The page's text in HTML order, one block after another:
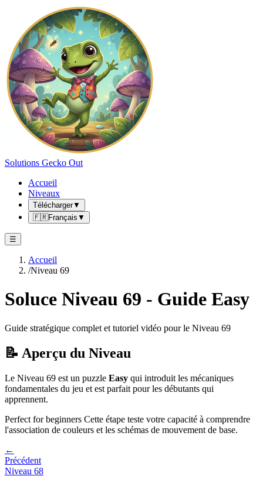
Solutions Gecko Out
Accueil
Niveaux
Télécharger▼
🇫🇷Français ▼
☰
Accueil
/Niveau 69
Soluce Niveau 69 - Guide Easy
Guide stratégique complet et tutoriel vidéo pour le Niveau 69
📝 Aperçu du Niveau
Le Niveau 69 est un puzzle Easy qui introduit les mécaniques
fondamentales du jeu et est parfait pour les débutants qui
apprennent.
Perfect for beginners Cette étape teste votre capacité à comprendre
l'association de couleurs et les schémas de mouvement de base.
←
Précédent
Niveau 68